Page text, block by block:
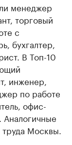
менеджер
торговый
с
бухгалтер,
В Топ-10
инженер,
по работе
офис-
Москвы.